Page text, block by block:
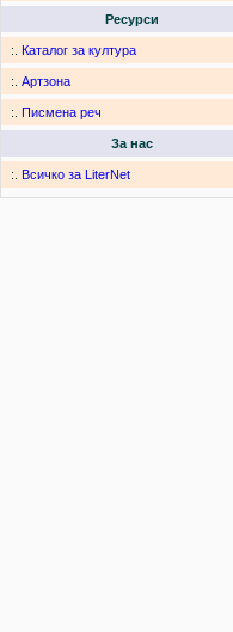
Ресурси
:. Каталог за култура
:. Артзона
:. Писмена реч
За нас
:. Всичко за LiterNet